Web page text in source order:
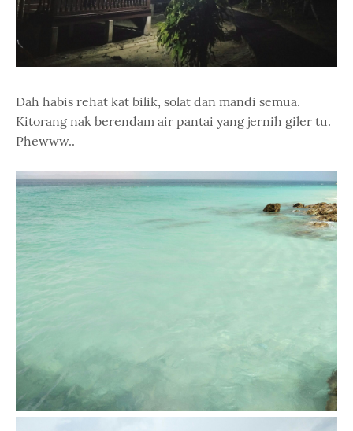
Dah habis rehat kat bilik, solat dan mandi semua.
Kitorang nak berendam air pantai yang jernih giler tu.
Phewww..